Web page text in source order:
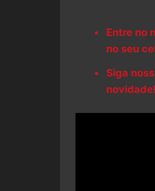
Entre no
no seu
Siga
novidade!